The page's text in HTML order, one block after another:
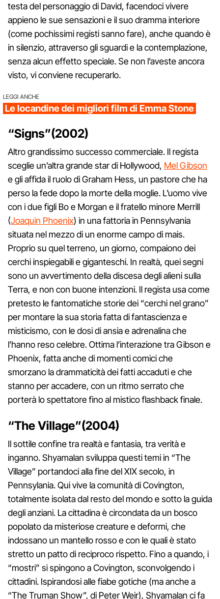
testa del personaggio di David, facendoci vivere
appieno le sue sensazioni e il suo dramma interiore
(come pochissimi registi sanno fare), anche quando è
in silenzio, attraverso gli sguardi e la contemplazione,
senza alcun effetto speciale. Se non l’aveste ancora
visto, vi conviene recuperarlo.
LEGGI ANCHE
Le locandine dei migliori film di Emma Stone
“Signs”(2002)
Altro grandissimo successo commerciale. Il regista
sceglie un’altra grande star di Hollywood, Mel Gibson
e gli affida il ruolo di Graham Hess, un pastore che ha
perso la fede dopo la morte della moglie. L’uomo vive
con i due figli Bo e Morgan e il fratello minore Merrill
(Joaquin Phoenix) in una fattoria in Pennsylvania
situata nel mezzo di un enorme campo di mais.
Proprio su quel terreno, un giorno, compaiono dei
cerchi inspiegabili e giganteschi. In realtà, quei segni
sono un avvertimento della discesa degli alieni sulla
Terra, e non con buone intenzioni. Il regista usa come
pretesto le fantomatiche storie dei “cerchi nel grano”
per montare la sua storia fatta di fantascienza e
misticismo, con le dosi di ansia e adrenalina che
l’hanno reso celebre. Ottima l’interazione tra Gibson e
Phoenix, fatta anche di momenti comici che
smorzano la drammaticità dei fatti accaduti e che
stanno per accadere, con un ritmo serrato che
porterà lo spettatore fino al mistico flashback finale.
“The Village”(2004)
Il sottile confine tra realtà e fantasia, tra verità e
inganno. Shyamalan sviluppa questi temi in “The
Village” portandoci alla fine del XIX secolo, in
Pennsylania. Qui vive la comunità di Covington,
totalmente isolata dal resto del mondo e sotto la guida
degli anziani. La cittadina è circondata da un bosco
popolato da misteriose creature e deformi, che
indossano un mantello rosso e con le quali è stato
stretto un patto di reciproco rispetto. Fino a quando, i
“mostri” si spingono a Covington, sconvolgendo i
cittadini. Ispirandosi alle fiabe gotiche (ma anche a
“The Truman Show”, di Peter Weir), Shyamalan ci fa